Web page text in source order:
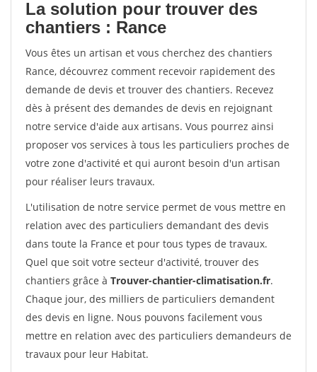
La solution pour trouver des
chantiers : Rance
Vous êtes un artisan et vous cherchez des chantiers
Rance, découvrez comment recevoir rapidement des
demande de devis et trouver des chantiers. Recevez
dès à présent des demandes de devis en rejoignant
notre service d'aide aux artisans. Vous pourrez ainsi
proposer vos services à tous les particuliers proches de
votre zone d'activité et qui auront besoin d'un artisan
pour réaliser leurs travaux.
L'utilisation de notre service permet de vous mettre en
relation avec des particuliers demandant des devis
dans toute la France et pour tous types de travaux.
Quel que soit votre secteur d'activité, trouver des
chantiers grâce à Trouver-chantier-climatisation.fr.
Chaque jour, des milliers de particuliers demandent
des devis en ligne. Nous pouvons facilement vous
mettre en relation avec des particuliers demandeurs de
travaux pour leur Habitat.